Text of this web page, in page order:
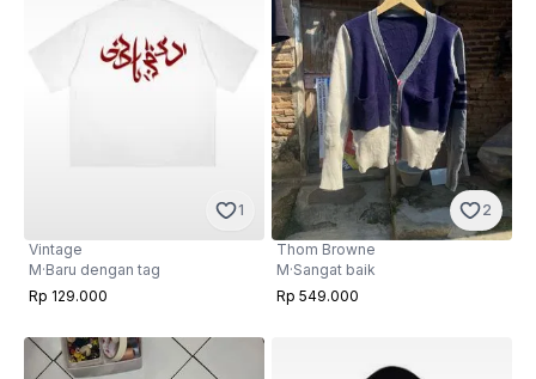
1
Vintage
M·Baru dengan tag
Rp 129.000
2
Thom Browne
M·Sangat baik
Rp 549.000